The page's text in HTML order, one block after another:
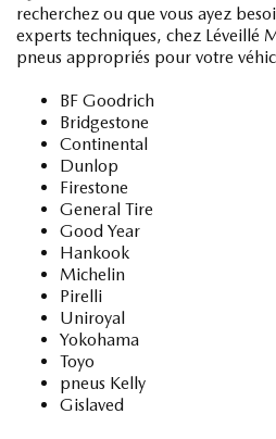
recherchez ou que vous ayez
experts techniques, chez Léveillé
pneus appropriés pour votre
BF Goodrich
Bridgestone
Continental
Dunlop
Firestone
General Tire
Good Year
Hankook
Michelin
Pirelli
Uniroyal
Yokohama
Toyo
pneus Kelly
Gislaved